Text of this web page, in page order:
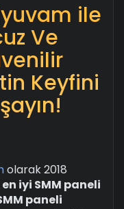
ile
Ve
Keyfini
olarak 2018
en iyi SMM paneli
paneli